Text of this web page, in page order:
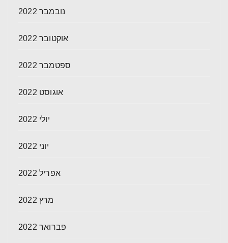
נובמבר 2022
אוקטובר 2022
ספטמבר 2022
אוגוסט 2022
יולי 2022
יוני 2022
אפריל 2022
מרץ 2022
פברואר 2022